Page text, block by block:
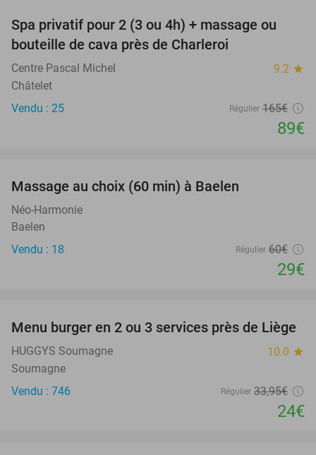
46%
Spa privatif pour 2 (3 ou 4h) + massage ou
bouteille de cava près de Charleroi
Centre Pascal Michel 9.2 star
Châtelet
Vendu : 25
Régulier 165€
89€
Massage au choix (60 min) à Baelen
Néo-Harmonie
Baelen
Vendu : 18
Régulier 60€
29€
29%
Menu burger en 2 ou 3 services près de Liège
HUGGYS Soumagne 10.0 star
Soumagne
Vendu : 746
Régulier 33,95€
24€